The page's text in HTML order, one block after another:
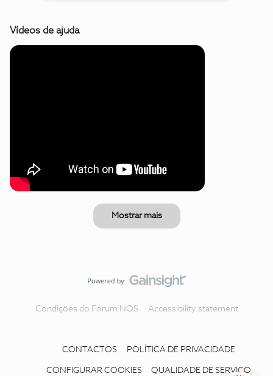
Vídeos de ajuda
Mostrar mais
Condições do Fórum NOS Accessibility statement
CONTACTOS POLÍTICA DE PRIVACIDADE
CONFIGURAR COOKIES QUALIDADE DE SERVIÇO